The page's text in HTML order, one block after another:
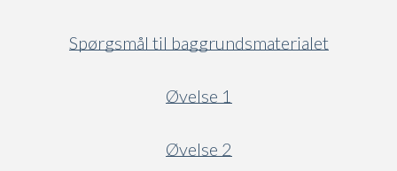
Spørgsmål til baggrundsmaterialet
Øvelse 1
Øvelse 2